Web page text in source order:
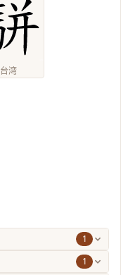
台湾
1
1